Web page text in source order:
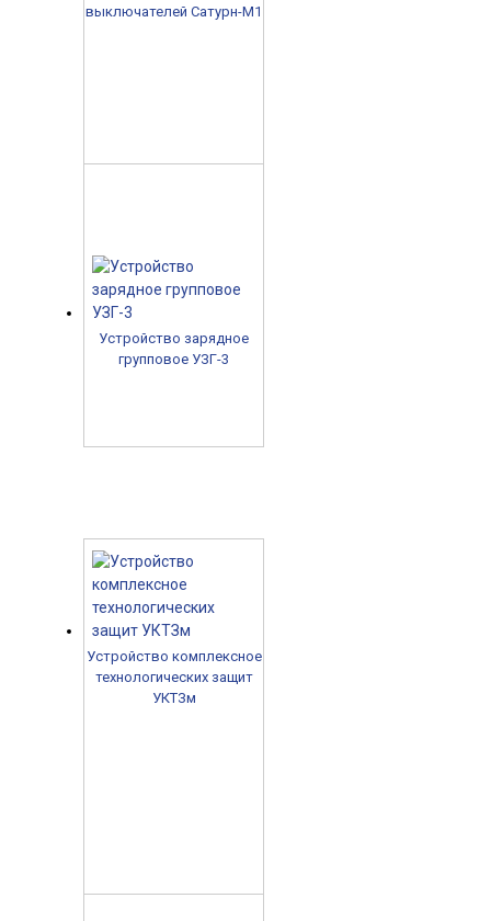
выключателей Сатурн-М1
Устройство зарядное
групповое УЗГ-3
Устройство комплексное
технологических защит
УКТЗм